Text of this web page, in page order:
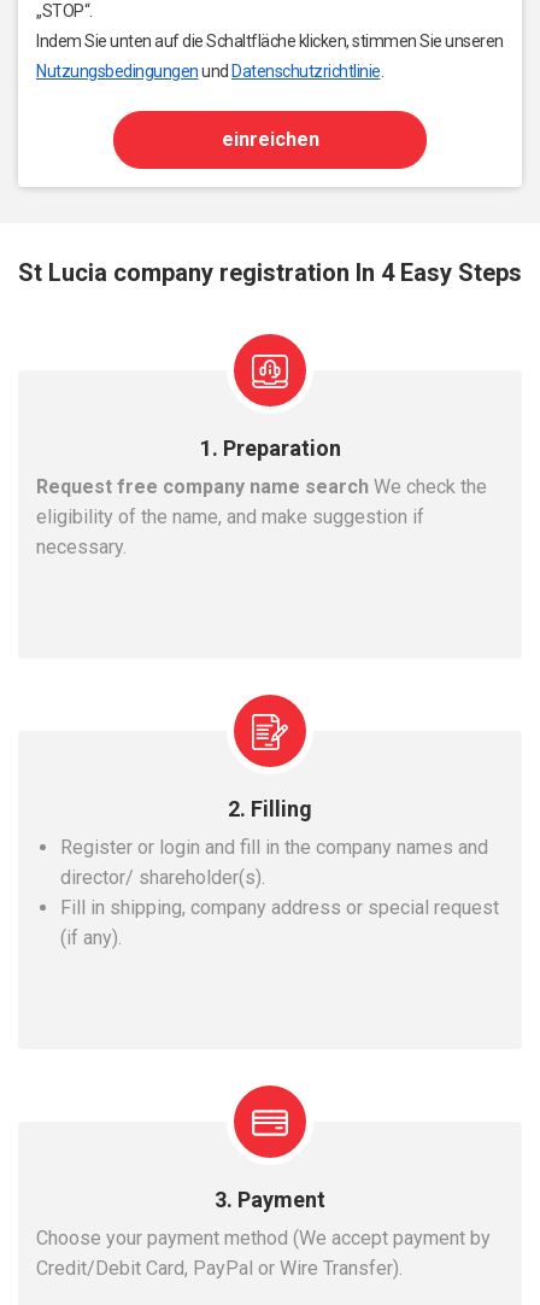
„STOP“.
Indem Sie unten auf die Schaltfläche klicken, stimmen Sie unseren
Nutzungsbedingungenund Datenschutzrichtlinie.
einreichen
St Lucia company registration In 4 Easy Steps
1. Preparation
Request free company name search We check the
eligibility of the name, and make suggestion if
necessary.
2. Filling
Register or login and fill in the company names and
director/ shareholder(s).
Fill in shipping, company address or special request
(if any).
3. Payment
Choose your payment method (We accept payment by
Credit/Debit Card, PayPal or Wire Transfer).